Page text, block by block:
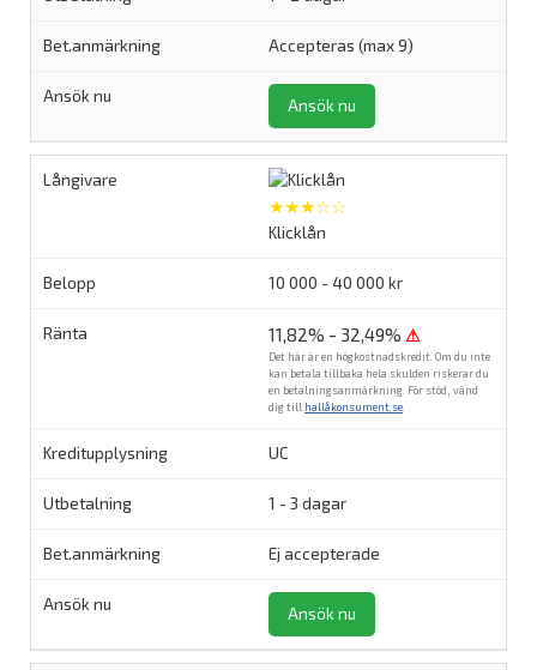
Accepteras (max 9)
Ansök nu
★★★☆☆
Klicklån
10 000 - 40 000 kr
11,82% - 32,49% ⚠
Det här är en högkostnadskredit. Om du inte
kan betala tillbaka hela skulden riskerar du
en betalningsanmärkning. För stöd, vänd
dig till hallåkonsument.se
UC
1 - 3 dagar
Ej accepterade
Ansök nu